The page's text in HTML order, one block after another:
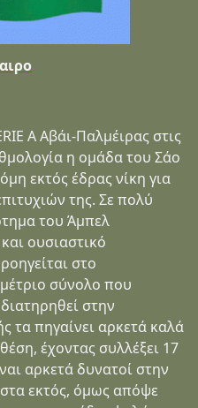
A Αβάι-Παλμέιρας στις
η ομάδα του Σάο
εκτός έδρας νίκη για
της. Σε πολύ
του Άμπελ
ουσιαστικό
στο
σύνολο που
στην
τα πηγαίνει αρκετά καλά
έχοντας συλλέξει 17
αρκετά δυνατοί στην
εκτός, όμως απόψε